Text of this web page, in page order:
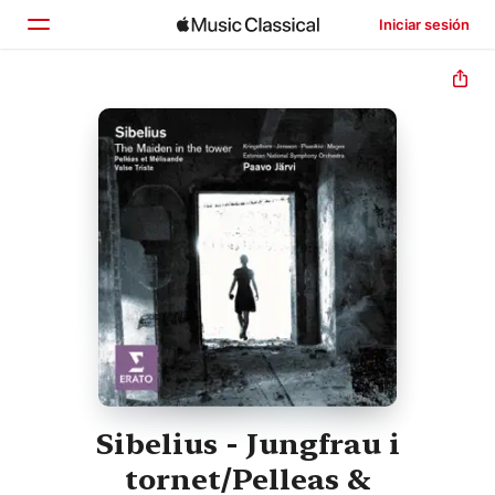
Iniciar sesión
Inicio
Explorar
Buscar
Sibelius - Jungfrau i
tornet/Pelleas &